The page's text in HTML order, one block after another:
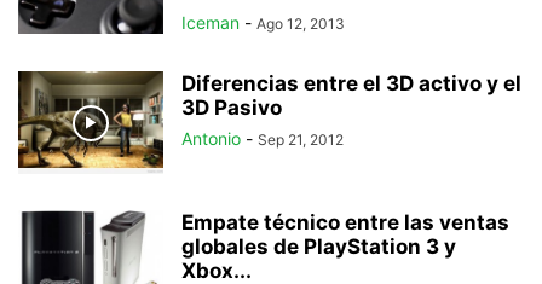
Iceman - Ago 12, 2013
Diferencias entre el 3D activo y el
3D Pasivo
Antonio - Sep 21, 2012
Empate técnico entre las ventas
globales de PlayStation 3 y
Xbox...